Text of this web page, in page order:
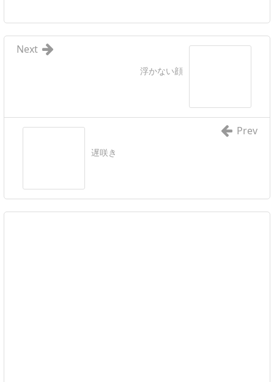
浮かない顔
Next
遅咲き
Prev